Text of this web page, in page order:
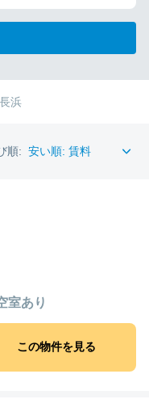
浜
順:
室あり
この物件を見る